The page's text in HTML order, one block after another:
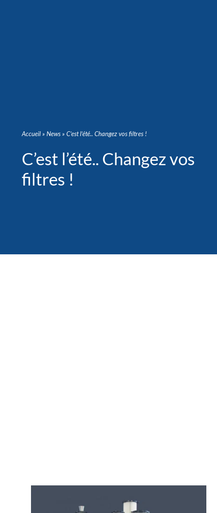
Accueil» News» C’est l’été.. Changez vos filtres !
C’est l’été.. Changez vos
filtres !